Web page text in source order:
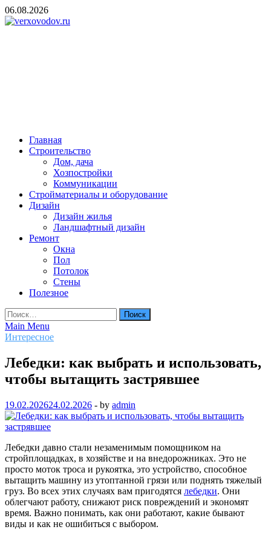
Skip
to
06.08.2026
Главная
Строительство
Дом, дача
Хозпостройки
Коммуникации
Стройматериалы и оборудование
Дизайн
Дизайн жилья
Ландшафтный дизайн
Ремонт
Окна
Пол
Потолок
Стены
Полезное
Найти:
Main Menu
Интересное
Лебедки: как выбрать и использовать,
чтобы вытащить застрявшее
19.02.202624.02.2026 - by admin
Лебедки давно стали незаменимым помощником на
стройплощадках, в хозяйстве и на внедорожниках. Это не
просто моток троса и рукоятка, это устройство, способное
вытащить машину из утоптанной грязи или поднять тяжелый
груз. Во всех этих случаях вам пригодятся лебедки. Они
облегчают работу, снижают риск повреждений и экономят
время. Важно понимать, как они работают, какие бывают
виды и как не ошибиться с выбором.